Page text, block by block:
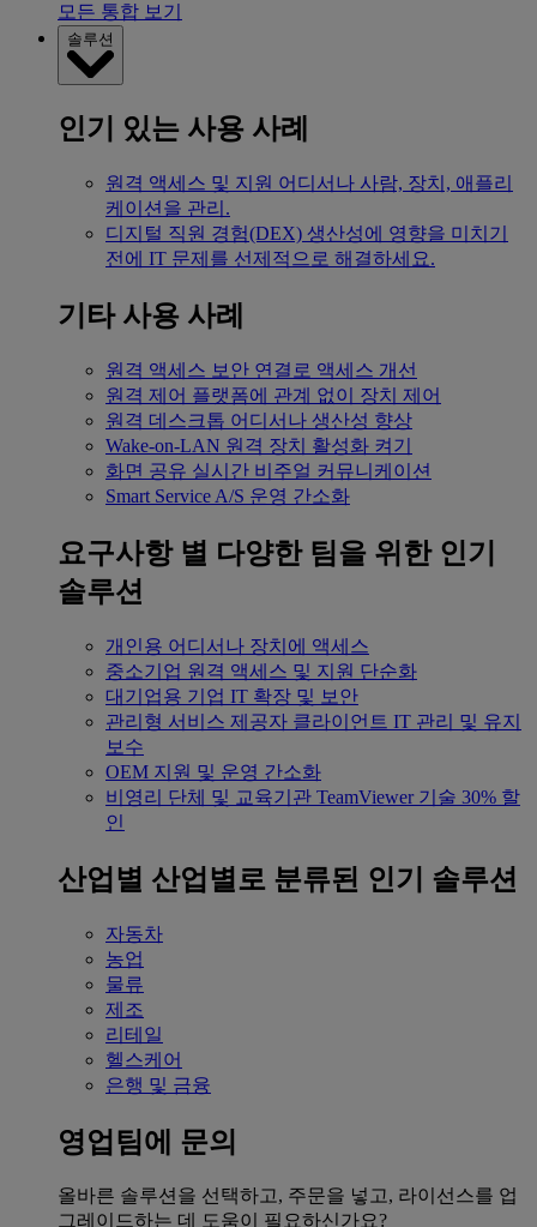
모든 통합 보기
솔루션
인기 있는 사용 사례
원격 액세스 및 지원 어디서나 사람, 장치, 애플리
케이션을 관리.
디지털 직원 경험(DEX) 생산성에 영향을 미치기
전에 IT 문제를 선제적으로 해결하세요.
기타 사용 사례
원격 액세스 보안 연결로 액세스 개선
원격 제어 플랫폼에 관계 없이 장치 제어
원격 데스크톱 어디서나 생산성 향상
Wake-on-LAN 원격 장치 활성화 켜기
화면 공유 실시간 비주얼 커뮤니케이션
Smart Service A/S 운영 간소화
요구사항 별 다양한 팀을 위한 인기
솔루션
개인용 어디서나 장치에 액세스
중소기업 원격 액세스 및 지원 단순화
대기업용 기업 IT 확장 및 보안
관리형 서비스 제공자 클라이언트 IT 관리 및 유지
보수
OEM 지원 및 운영 간소화
비영리 단체 및 교육기관 TeamViewer 기술 30% 할
인
산업별 산업별로 분류된 인기 솔루션
자동차
농업
물류
제조
리테일
헬스케어
은행 및 금융
영업팀에 문의
올바른 솔루션을 선택하고, 주문을 넣고, 라이선스를 업
그레이드하는 데 도움이 필요하신가요?